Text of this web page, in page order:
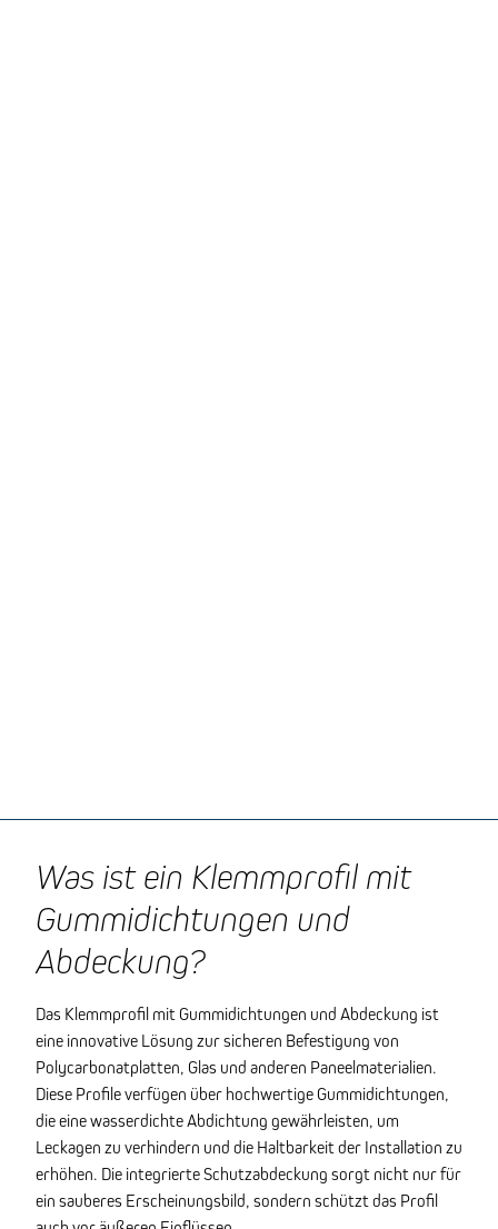
Was ist ein Klemmprofil mit
Gummidichtungen und
Abdeckung?
Das Klemmprofil mit Gummidichtungen und Abdeckung ist
eine innovative Lösung zur sicheren Befestigung von
Polycarbonatplatten, Glas und anderen Paneelmaterialien.
Diese Profile verfügen über hochwertige Gummidichtungen,
die eine wasserdichte Abdichtung gewährleisten, um
Leckagen zu verhindern und die Haltbarkeit der Installation zu
erhöhen. Die integrierte Schutzabdeckung sorgt nicht nur für
ein sauberes Erscheinungsbild, sondern schützt das Profil